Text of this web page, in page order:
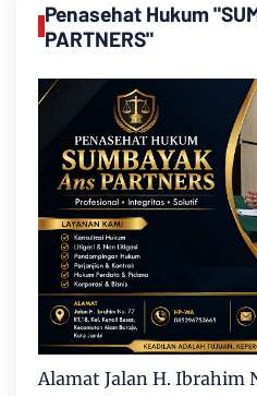
Penasehat Hukum
PARTNERS"
Alamat Jalan H. Ibrahim